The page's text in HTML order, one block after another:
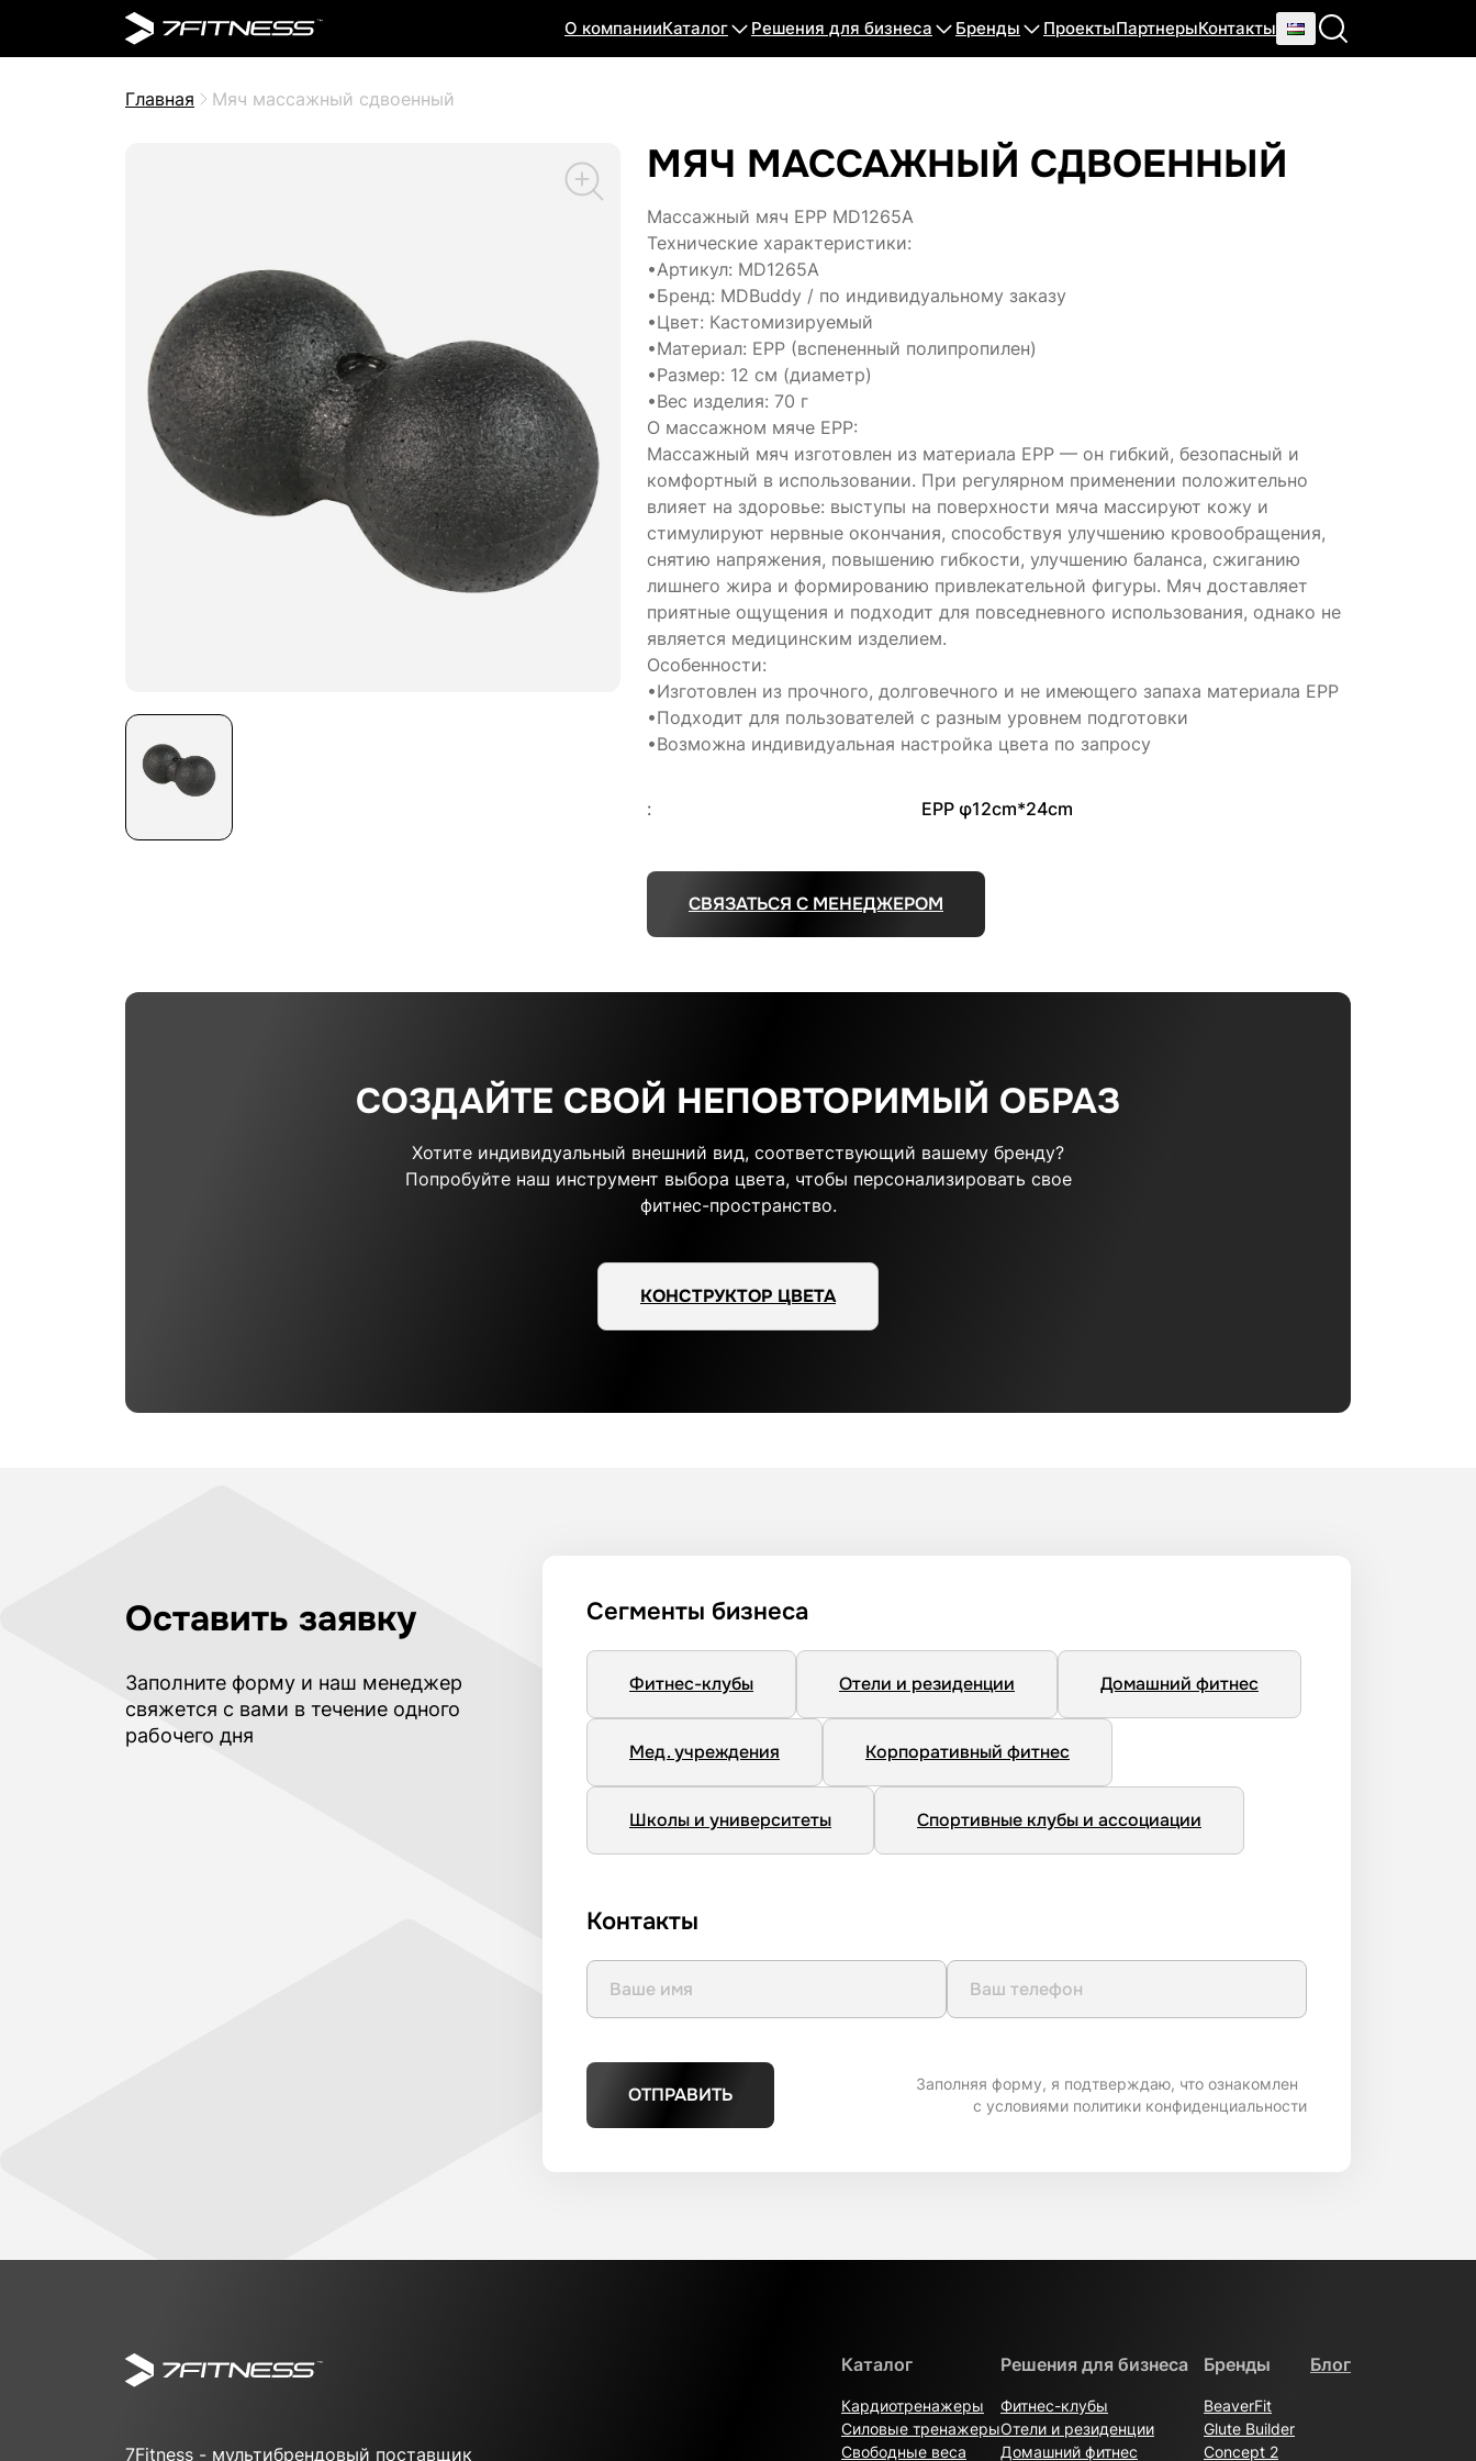
О компанииКаталог Решения для бизнеса Бренды ПроектыПартнерыКонтакты
Главная Мяч массажный сдвоенный
МЯЧ МАССАЖНЫЙ СДВОЕННЫЙ
Массажный мяч EPP MD1265A
Технические характеристики:
•Артикул: MD1265A
•Бренд: MDBuddy / по индивидуальному заказу
•Цвет: Кастомизируемый
•Материал: EPP (вспененный полипропилен)
•Размер: 12 см (диаметр)
•Вес изделия: 70 г
О массажном мяче EPP:
Массажный мяч изготовлен из материала EPP — он гибкий, безопасный и
комфортный в использовании. При регулярном применении положительно
влияет на здоровье: выступы на поверхности мяча массируют кожу и
стимулируют нервные окончания, способствуя улучшению кровообращения,
снятию напряжения, повышению гибкости, улучшению баланса, сжиганию
лишнего жира и формированию привлекательной фигуры. Мяч доставляет
приятные ощущения и подходит для повседневного использования, однако не
является медицинским изделием.
Особенности:
•Изготовлен из прочного, долговечного и не имеющего запаха материала EPP
•Подходит для пользователей с разным уровнем подготовки
•Возможна индивидуальная настройка цвета по запросу
: EPP φ12cm*24cm
СВЯЗАТЬСЯ С МЕНЕДЖЕРОМ
СОЗДАЙТЕ СВОЙ НЕПОВТОРИМЫЙ ОБРАЗ
Хотите индивидуальный внешний вид, соответствующий вашему бренду?
Попробуйте наш инструмент выбора цвета, чтобы персонализировать свое
фитнес-пространство.
КОНСТРУКТОР ЦВЕТА
Оставить заявку
Заполните форму и наш менеджер
свяжется с вами в течение одного
рабочего дня
Сегменты бизнеса
Фитнес-клубы Отели и резиденции Домашний фитнес
Мед. учреждения Корпоративный фитнес
Школы и университеты Спортивные клубы и ассоциации
Контакты
ОТПРАВИТЬ
Заполняя форму, я подтверждаю, что ознакомлен
с условиями политики конфиденциальности
7Fitness - мультибрендовый поставщик
Каталог
Кардиотренажеры
Силовые тренажеры
Свободные веса
Решения для бизнеса
Фитнес-клубы
Отели и резиденции
Домашний фитнес
Бренды
BeaverFit
Glute Builder
Concept 2
Блог